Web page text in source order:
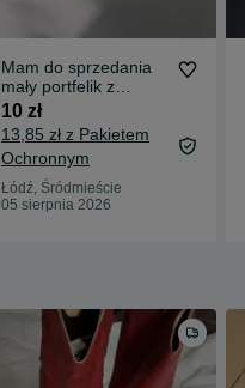
Mam do sprzedania
mały portfelik z
koralikami
10 zł
13,85 zł z Pakietem
Ochronnym
Łódź, Śródmieście
05 sierpnia 2026